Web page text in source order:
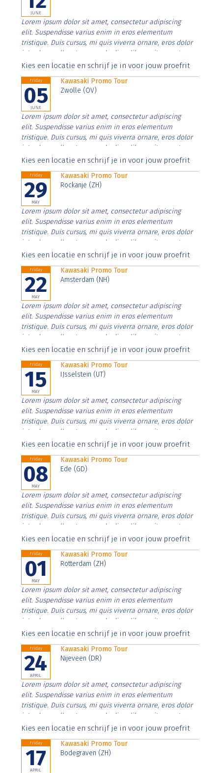
JUNE
Lorem ipsum dolor sit amet, consectetur adipiscing
elit. Suspendisse varius enim in eros elementum
tristique. Duis cursus, mi quis viverra ornare, eros dolor
interdum nulla, ut commodo diam libero vitae erat.
Aenean faucibus nibh et justo cursus id rutrum lorem
Kies een locatie en schrijf je in voor jouw proefrit
Friday
05
JUNE
Kawasaki Promo Tour
Zwolle (OV)
Lorem ipsum dolor sit amet, consectetur adipiscing
elit. Suspendisse varius enim in eros elementum
tristique. Duis cursus, mi quis viverra ornare, eros dolor
interdum nulla, ut commodo diam libero vitae erat.
Aenean faucibus nibh et justo cursus id rutrum lorem
Kies een locatie en schrijf je in voor jouw proefrit
Friday
29
MAY
Kawasaki Promo Tour
Rockanje (ZH)
Lorem ipsum dolor sit amet, consectetur adipiscing
elit. Suspendisse varius enim in eros elementum
tristique. Duis cursus, mi quis viverra ornare, eros dolor
interdum nulla, ut commodo diam libero vitae erat.
Aenean faucibus nibh et justo cursus id rutrum lorem
Kies een locatie en schrijf je in voor jouw proefrit
Friday
22
MAY
Kawasaki Promo Tour
Amsterdam (NH)
Lorem ipsum dolor sit amet, consectetur adipiscing
elit. Suspendisse varius enim in eros elementum
tristique. Duis cursus, mi quis viverra ornare, eros dolor
interdum nulla, ut commodo diam libero vitae erat.
Aenean faucibus nibh et justo cursus id rutrum lorem
Kies een locatie en schrijf je in voor jouw proefrit
Friday
15
MAY
Kawasaki Promo Tour
IJsselstein (UT)
Lorem ipsum dolor sit amet, consectetur adipiscing
elit. Suspendisse varius enim in eros elementum
tristique. Duis cursus, mi quis viverra ornare, eros dolor
interdum nulla, ut commodo diam libero vitae erat.
Aenean faucibus nibh et justo cursus id rutrum lorem
Kies een locatie en schrijf je in voor jouw proefrit
Friday
08
MAY
Kawasaki Promo Tour
Ede (GD)
Lorem ipsum dolor sit amet, consectetur adipiscing
elit. Suspendisse varius enim in eros elementum
tristique. Duis cursus, mi quis viverra ornare, eros dolor
interdum nulla, ut commodo diam libero vitae erat.
Aenean faucibus nibh et justo cursus id rutrum lorem
Kies een locatie en schrijf je in voor jouw proefrit
Friday
01
MAY
Kawasaki Promo Tour
Rotterdam (ZH)
Lorem ipsum dolor sit amet, consectetur adipiscing
elit. Suspendisse varius enim in eros elementum
tristique. Duis cursus, mi quis viverra ornare, eros dolor
interdum nulla, ut commodo diam libero vitae erat.
Aenean faucibus nibh et justo cursus id rutrum lorem
Kies een locatie en schrijf je in voor jouw proefrit
Friday
24
APRIL
Kawasaki Promo Tour
Nijeveen (DR)
Lorem ipsum dolor sit amet, consectetur adipiscing
elit. Suspendisse varius enim in eros elementum
tristique. Duis cursus, mi quis viverra ornare, eros dolor
interdum nulla, ut commodo diam libero vitae erat.
Aenean faucibus nibh et justo cursus id rutrum lorem
Kies een locatie en schrijf je in voor jouw proefrit
Friday
17
APRIL
Kawasaki Promo Tour
Bodegraven (ZH)